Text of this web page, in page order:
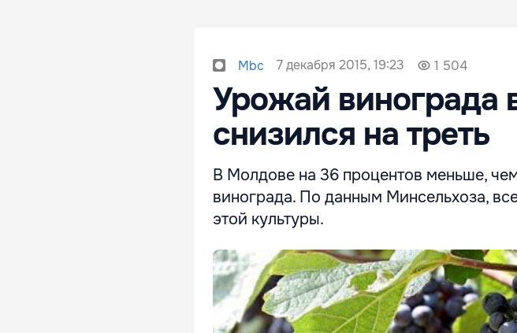
Mbc 7 декабря 2015, 19:23 1 504
Урожай винограда
снизился на треть
В Молдове на 36 процентов меньше,
винограда. По данным Минсельхоза,
этой культуры.